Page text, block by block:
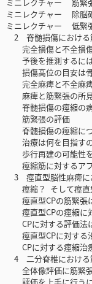
ミニレクチャー 除脳
ミニレクチャー 低緊
2 脊髄損傷における
完全損傷と不全損
予後を推測するに
損傷高位の目安は骨
完全麻痺と不全麻
麻痺と筋緊張の所
脊髄損傷の痙縮の
筋緊張の評価
脊髄損傷の痙縮に
治療は何を目指す
歩行再建の可能性
痙縮筋に対するア
3‌ 痙直型脳性麻痺に
痙縮？ そして痙直
痙直型CPの筋緊張
痙直型CPの痙縮に
CPに対する評価法
痙直型CPに対する
CPに対する痙縮治
4 二分脊椎における
全体像評価に筋緊張